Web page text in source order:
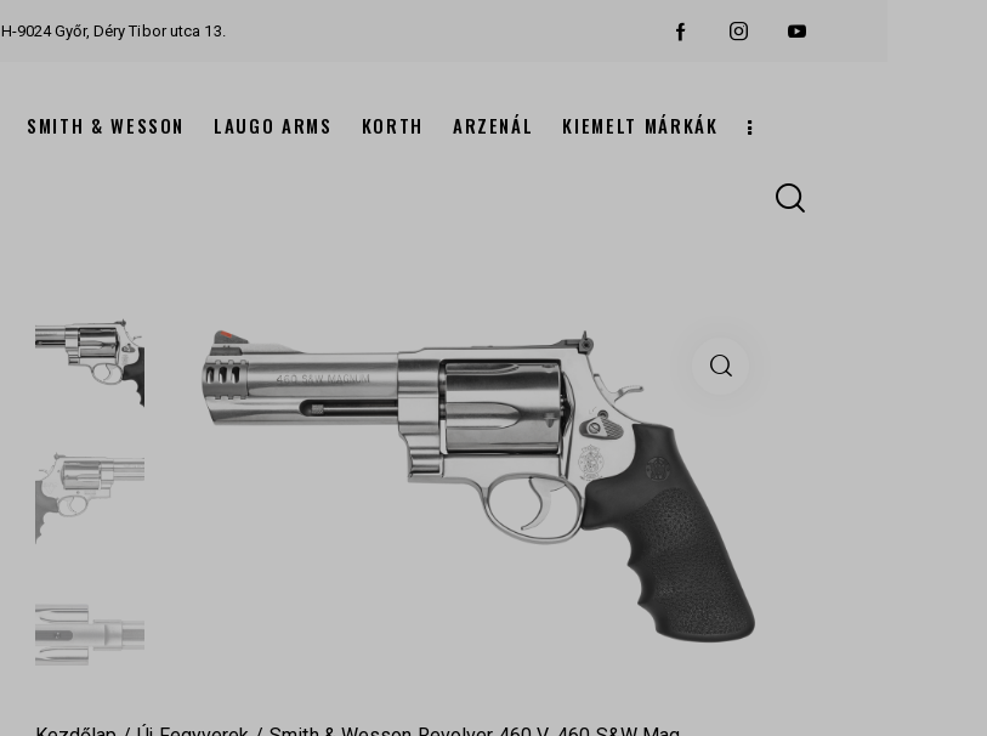
H-9024 Győr, Déry Tibor utca 13.
SMITH & WESSON LAUGO ARMS KORTH ARZENÁL KIEMELT MÁRKÁK